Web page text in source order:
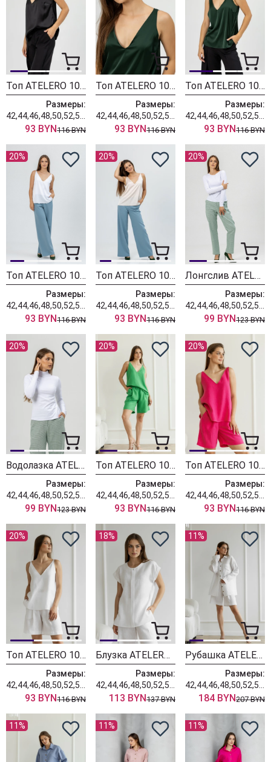
Топ ATELERO 1022 черный
Размеры:
93 BYN116 BYN
Топ ATELERO 1022 изумруд
Размеры:
93 BYN116 BYN
Топ ATELERO 1080ШК изумруд
Размеры:
93 BYN116 BYN
20%
Топ ATELERO 1080ШК белый
Размеры:
93 BYN116 BYN
20%
Топ ATELERO 1080ШК бежевый
Размеры:
93 BYN116 BYN
20%
Лонгслив ATELERO 1095 белый
Размеры:
99 BYN123 BYN
20%
Водолазка ATELERO 1096
Размеры:
99 BYN123 BYN
20%
Топ ATELERO 1080 зеленый
Размеры:
93 BYN116 BYN
20%
Топ ATELERO 1080 фуксия
Размеры:
93 BYN116 BYN
20%
Топ ATELERO 1080 белый
Размеры:
93 BYN116 BYN
18%
Блузка ATELERO 1012л белый
Размеры:
113 BYN137 BYN
11%
Рубашка ATELERO 1057 белый
Размеры:
184 BYN207 BYN
11% 11% 11%